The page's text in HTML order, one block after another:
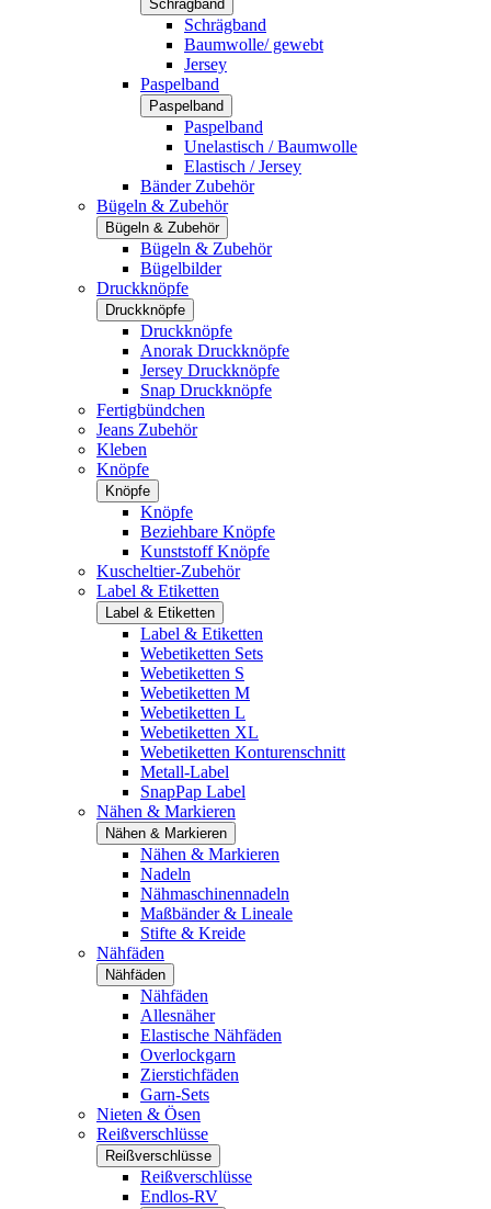
Schrägband
Schrägband
Baumwolle/ gewebt
Jersey
Paspelband
Paspelband
Paspelband
Unelastisch / Baumwolle
Elastisch / Jersey
Bänder Zubehör
Bügeln & Zubehör
Bügeln & Zubehör
Bügeln & Zubehör
Bügelbilder
Druckknöpfe
Druckknöpfe
Druckknöpfe
Anorak Druckknöpfe
Jersey Druckknöpfe
Snap Druckknöpfe
Fertigbündchen
Jeans Zubehör
Kleben
Knöpfe
Knöpfe
Knöpfe
Beziehbare Knöpfe
Kunststoff Knöpfe
Kuscheltier-Zubehör
Label & Etiketten
Label & Etiketten
Label & Etiketten
Webetiketten Sets
Webetiketten S
Webetiketten M
Webetiketten L
Webetiketten XL
Webetiketten Konturenschnitt
Metall-Label
SnapPap Label
Nähen & Markieren
Nähen & Markieren
Nähen & Markieren
Nadeln
Nähmaschinennadeln
Maßbänder & Lineale
Stifte & Kreide
Nähfäden
Nähfäden
Nähfäden
Allesnäher
Elastische Nähfäden
Overlockgarn
Zierstichfäden
Garn-Sets
Nieten & Ösen
Reißverschlüsse
Reißverschlüsse
Reißverschlüsse
Endlos-RV